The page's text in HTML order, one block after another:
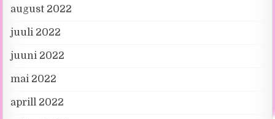
august 2022
juuli 2022
juuni 2022
mai 2022
aprill 2022